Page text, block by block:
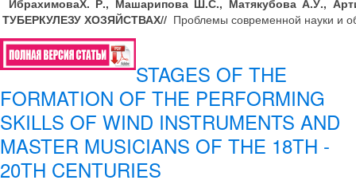
ИбрахимоваХ. Р., Машарипова Ш.С., Матякубова А.У.,
ТУБЕРКУЛЕЗУ ХОЗЯЙСТВАХ// Проблемы современной науки и
STAGES OF THE
FORMATION OF THE PERFORMING
SKILLS OF WIND INSTRUMENTS AND
MASTER MUSICIANS OF THE 18TH -
20TH CENTURIES